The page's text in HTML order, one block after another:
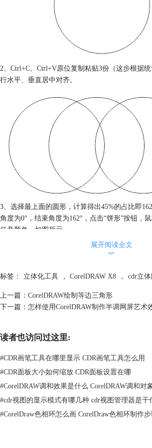
2、Ctrl+C、Ctrl+V原位复制粘贴3份（这步根据
行水平、垂直居中对齐。
3、选择最上面的圆形，计算得出45%的占比即
角度为0°，结束角度为162°，点击“饼形”按钮，
任意颜色，如图所示。
4、选择第二个圆，计算得出30%的占比即108°；
0°，结束角度为108°，并填充颜色，如图所示。
展开阅读全文
︾
标签： 立体化工具 ， CorelDRAW X8 ， cdr立体
上一篇： CorelDRAW绘制等边三角形
下一篇： 怎样使用CorelDRAW制作半调网屏艺术
读者也访问过这里:
#CDR画笔工具在哪里显示 CDR画笔工具怎么用
#CDR面板大小如何缩放 CDR面板设置在哪
#CorelDRAW调和效果是什么 CorelDRAW调和对
#cdr视图的显示模式有哪几种 cdr视图管理器是干
#CorelDraw色相环怎么画 CorelDraw色相环制作